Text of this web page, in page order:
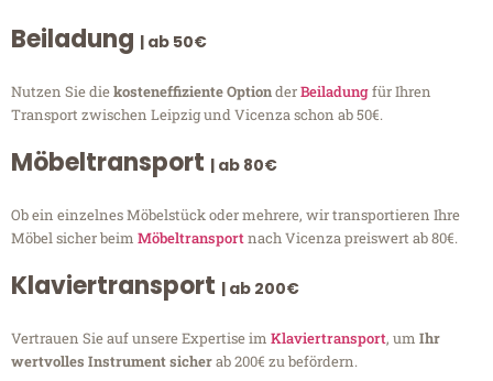
Beiladung | ab 50€
Nutzen Sie diekosteneffiziente OptionderBeiladungfür Ihren
Transport zwischen Leipzig und Vicenza schon ab 50€.
Möbeltransport | ab 80€
Ob ein einzelnes Möbelstück oder mehrere, wir transportieren Ihre
Möbel sicher beim Möbeltransportnach Vicenza preiswert ab 80€.
Klaviertransport | ab 200€
Vertrauen Sie auf unsere Expertise im Klaviertransport, um Ihr
wertvolles Instrument sicherab 200€ zu befördern.